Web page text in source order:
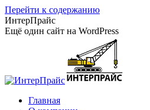
Перейти к содержанию
ИнтерПрайс
Ещё один сайт на WordPress
Главная